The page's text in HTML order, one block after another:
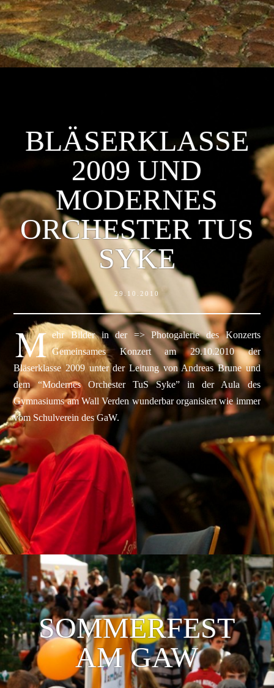
BLÄSERKLASSE
2009 UND
MODERNES
ORCHESTER TUS
SYKE
29.10.2010
M ehr Bilder in der => Photogalerie des Konzerts
Gemeinsames Konzert am 29.10.2010 der
Bläserklasse 2009 unter der Leitung von Andreas Brune und
dem “Modernes Orchester TuS Syke” in der Aula des
Gymnasiums am Wall Verden wunderbar organisiert wie immer
vom Schulverein des GaW.
SOMMERFEST
AM GAW